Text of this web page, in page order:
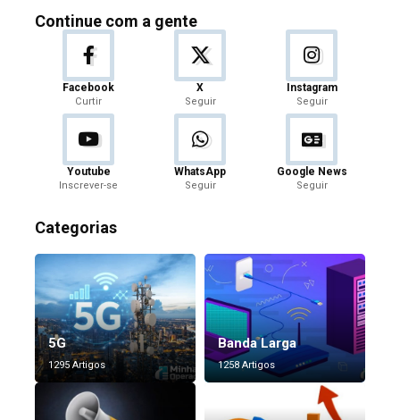
Continue com a gente
Facebook
Curtir
X
Seguir
Instagram
Seguir
Youtube
Inscrever-se
WhatsApp
Seguir
Google News
Seguir
Categorias
5G
1295 Artigos
Banda Larga
1258 Artigos